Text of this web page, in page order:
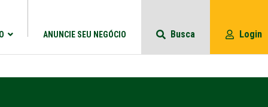
ANUNCIE SEU NEGÓCIO Busca Login